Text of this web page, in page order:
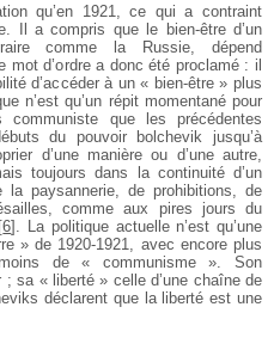
qu’en 1921, ce qui a contraint
Il a compris que le bien-être d’un
comme la Russie, dépend
d’ordre a donc été proclamé : il
d’accéder à un « bien-être » plus
n’est qu’un répit momentané pour
que les précédentes
du pouvoir bolchevik jusqu’à
d’une manière ou d’une autre,
toujours dans la continuité d’un
paysannerie, de prohibitions, de
comme aux pires jours du
6]
. La politique actuelle n’est qu’une
» de 1920-1921, avec encore plus
de « communisme ». Son
sa « liberté » celle d’une chaîne de
déclarent que la liberté est une